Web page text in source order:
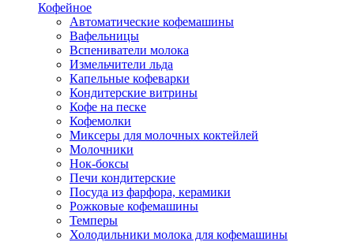
Кофейное
Автоматические кофемашины
Вафельницы
Вспениватели молока
Измельчители льда
Капельные кофеварки
Кондитерские витрины
Кофе на песке
Кофемолки
Миксеры для молочных коктейлей
Молочники
Нок-боксы
Печи кондитерские
Посуда из фарфора, керамики
Рожковые кофемашины
Темперы
Холодильники молока для кофемашины